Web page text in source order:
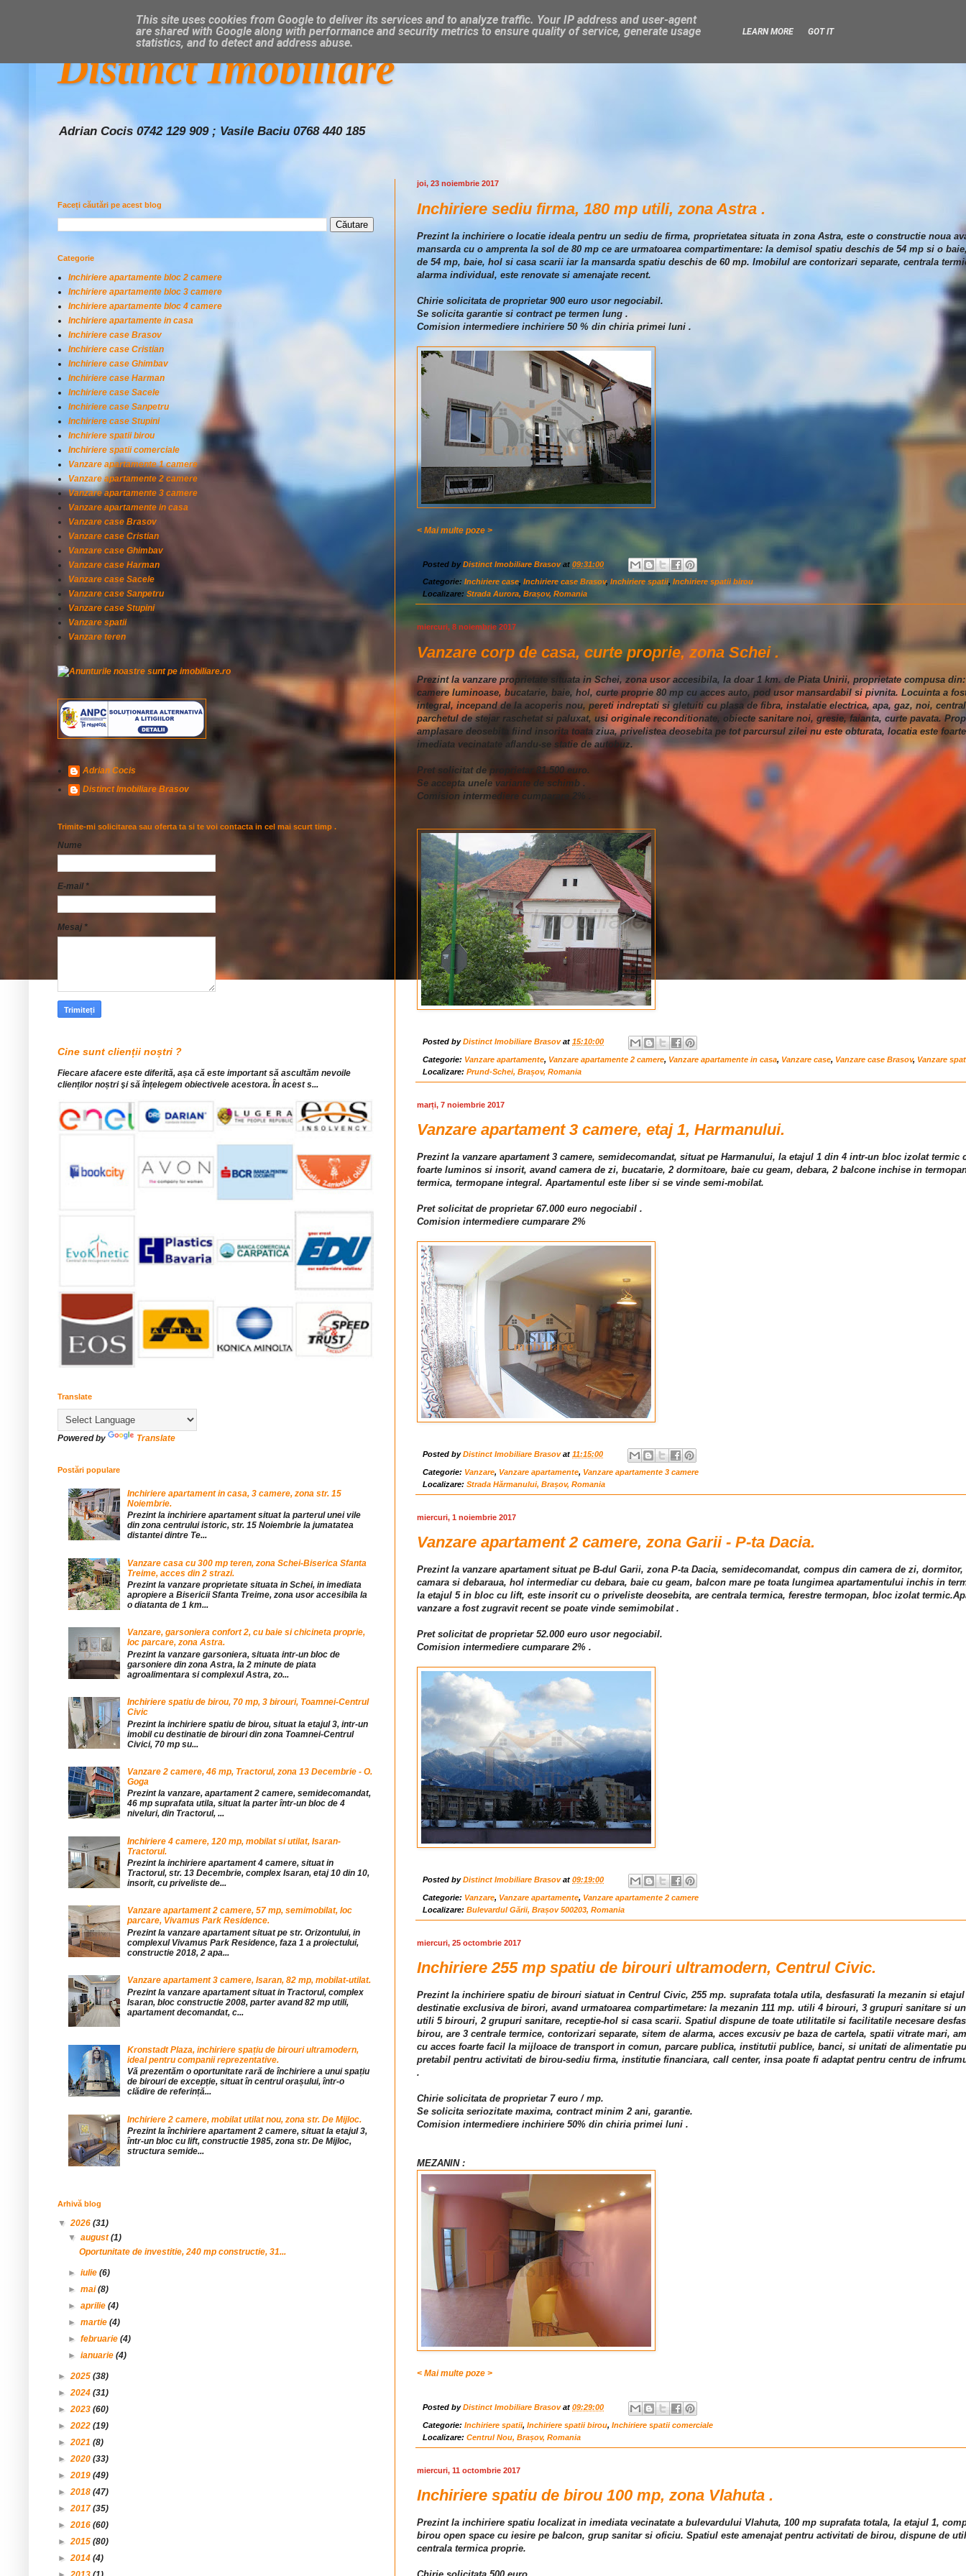
Distinct Imobiliare
Adrian Cocis 0742 129 909 ; Vasile Baciu 0768 440 185
joi, 23 noiembrie 2017
Inchiriere sediu firma, 180 mp utili, zona Astra .
Prezint la inchiriere o locatie ideala pentru un sediu de firma, proprietatea situata in zona Astra, este o constructie noua
mansarda cu o amprenta la sol de 80 mp ce are urmatoarea compartimentare: la demisol spatiu deschis de 54 mp si o
de 54 mp, baie, hol si casa scarii iar la mansarda spatiu deschis de 60 mp. Imobilul are contorizari separate, centrala
alarma individual, este renovate si amenajate recent.
Chirie solicitata de proprietar 900 euro usor negociabil.
Se solicita garantie si contract pe termen lung .
Comision intermediere inchiriere 50 % din chiria primei luni .
< Mai multe poze >
Posted byDistinct Imobiliare Brasov at 09:31:00
Categorie: Inchiriere case, Inchiriere case Brasov, Inchiriere spatii, Inchiriere spatii birou
Localizare: Strada Aurora, Brașov, Romania
miercuri, 8 noiembrie 2017
Vanzare corp de casa, curte proprie, zona Schei .
Prezint la vanzare proprietate situata in Schei, zona usor accesibila, la doar 1 km. de Piata Unirii, proprietate compusa
camere luminoase, bucatarie, baie, hol, curte proprie 80 mp cu acces auto, pod usor mansardabil si pivnita. Locuinta a
integral, incepand de la acoperis nou, pereti indreptati si gletuiti cu plasa de fibra, instalatie electrica, apa, gaz, noi,
parchetul de stejar raschetat si paluxat, usi originale reconditionate, obiecte sanitare noi, gresie, faianta, curte pavata.
amplasare deosebita fiind insorita toata ziua, privelistea deosebita pe tot parcursul zilei nu este obturata, locatia este
imediata vecinatate aflandu-se statie de autobuz.
Pret solicitat de proprietar 81.500 euro.
Se accepta unele variante de schimb .
Comision intermediere cumparare 2% .
Posted byDistinct Imobiliare Brasov at 15:10:00
Categorie: Vanzare apartamente, Vanzare apartamente 2 camere, Vanzare apartamente in casa, Vanzare case, Vanzare case Brasov, Vanzare
Localizare: Prund-Schei, Brașov, Romania
marți, 7 noiembrie 2017
Vanzare apartament 3 camere, etaj 1, Harmanului.
Prezint la vanzare apartament 3 camere, semidecomandat, situat pe Harmanului, la etajul 1 din 4 intr-un bloc izolat termic
foarte luminos si insorit, avand camera de zi, bucatarie, 2 dormitoare, baie cu geam, debara, 2 balcone inchise in
termica, termopane integral. Apartamentul este liber si se vinde semi-mobilat.
Pret solicitat de proprietar 67.000 euro negociabil .
Comision intermediere cumparare 2%
Posted byDistinct Imobiliare Brasov at 11:15:00
Categorie: Vanzare, Vanzare apartamente, Vanzare apartamente 3 camere
Localizare: Strada Hărmanului, Brașov, Romania
miercuri, 1 noiembrie 2017
Vanzare apartament 2 camere, zona Garii - P-ta Dacia.
Prezint la vanzare apartament situat pe B-dul Garii, zona P-ta Dacia, semidecomandat, compus din camera de zi,
camara si debaraua, hol intermediar cu debara, baie cu geam, balcon mare pe toata lungimea apartamentului inchis in
la etajul 5 in bloc cu lift, este insorit cu o priveliste deosebita, are centrala termica, ferestre termopan, bloc izolat
vanzare a fost zugravit recent se poate vinde semimobilat .
Pret solicitat de proprietar 52.000 euro usor negociabil.
Comision intermediere cumparare 2% .
Posted byDistinct Imobiliare Brasov at 09:19:00
Categorie: Vanzare, Vanzare apartamente, Vanzare apartamente 2 camere
Localizare: Bulevardul Gării, Brașov 500203, Romania
miercuri, 25 octombrie 2017
Inchiriere 255 mp spatiu de birouri ultramodern, Centrul Civic.
Prezint la inchiriere spatiu de birouri siatuat in Centrul Civic, 255 mp. suprafata totala utila, desfasurati la mezanin si
destinatie exclusiva de birori, avand urmatoarea compartimetare: la mezanin 111 mp. utili 4 birouri, 3 grupuri sanitare si
utili 5 birouri, 2 grupuri sanitare, receptie-hol si casa scarii. Spatiul dispune de toate utilitatile si facilitatile necesare
birou, are 3 centrale termice, contorizari separate, sitem de alarma, acces excusiv pe baza de cartela, spatii vitrate mari,
cu acces foarte facil la mijloace de transport in comun, parcare publica, institutii publice, banci, si unitati de alimentatie
pretabil pentru activitati de birou-sediu firma, institutie financiara, call center, insa poate fi adaptat pentru centru de
.
Chirie solicitata de proprietar 7 euro / mp.
Se solicita seriozitate maxima, contract minim 2 ani, garantie.
Comision intermediere inchiriere 50% din chiria primei luni .
MEZANIN :
< Mai multe poze >
Posted byDistinct Imobiliare Brasov at 09:29:00
Categorie: Inchiriere spatii, Inchiriere spatii birou, Inchiriere spatii comerciale
Localizare: Centrul Nou, Brașov, Romania
miercuri, 11 octombrie 2017
Inchiriere spatiu de birou 100 mp, zona Vlahuta .
Prezint la inchiriere spatiu localizat in imediata vecinatate a bulevardului Vlahuta, 100 mp suprafata totala, la etajul 1,
birou open space cu iesire pe balcon, grup sanitar si oficiu. Spatiul este amenajat pentru activitati de birou, dispune de
centrala termica proprie.
Faceți căutări pe acest blog
Categorie
Inchiriere apartamente bloc 2 camere
Inchiriere apartamente bloc 3 camere
Inchiriere apartamente bloc 4 camere
Inchiriere apartamente in casa
Inchiriere case Brasov
Inchiriere case Cristian
Inchiriere case Ghimbav
Inchiriere case Harman
Inchiriere case Sacele
Inchiriere case Sanpetru
Inchiriere case Stupini
Inchiriere spatii birou
Inchiriere spatii comerciale
Vanzare apartamente 1 camere
Vanzare apartamente 2 camere
Vanzare apartamente 3 camere
Vanzare apartamente in casa
Vanzare case Brasov
Vanzare case Cristian
Vanzare case Ghimbav
Vanzare case Harman
Vanzare case Sacele
Vanzare case Sanpetru
Vanzare case Stupini
Vanzare spatii
Vanzare teren
Adrian Cocis
Distinct Imobiliare Brasov
Trimite-mi solicitarea sau oferta ta si te voi contacta in cel mai scurt timp .
Nume
E-mail *
Mesaj *
Cine sunt clienții noștri ?
Fiecare afacere este diferită, așa că este important să ascultăm nevoile
clienților noștri şi să înțelegem obiectivele acestora. În acest s...
Translate
Powered by Translate
Postări populare
Inchiriere apartament in casa, 3 camere, zona str. 15
Noiembrie.
Prezint la inchiriere apartament situat la parterul unei vile
din zona centrului istoric, str. 15 Noiembrie la jumatatea
distantei dintre Te...
Vanzare casa cu 300 mp teren, zona Schei-Biserica Sfanta
Treime, acces din 2 strazi.
Prezint la vanzare proprietate situata in Schei, in imediata
apropiere a Bisericii Sfanta Treime, zona usor accesibila la
o diatanta de 1 km...
Vanzare, garsoniera confort 2, cu baie si chicineta proprie,
loc parcare, zona Astra.
Prezint la vanzare garsoniera, situata intr-un bloc de
garsoniere din zona Astra, la 2 minute de piata
agroalimentara si complexul Astra, zo...
Inchiriere spatiu de birou, 70 mp, 3 birouri, Toamnei-Centrul
Civic
Prezint la inchiriere spatiu de birou, situat la etajul 3, intr-un
imobil cu destinatie de birouri din zona Toamnei-Centrul
Civici, 70 mp su...
Vanzare 2 camere, 46 mp, Tractorul, zona 13 Decembrie - O.
Goga
Prezint la vanzare, apartament 2 camere, semidecomandat,
46 mp suprafata utila, situat la parter într-un bloc de 4
niveluri, din Tractorul, ...
Inchiriere 4 camere, 120 mp, mobilat si utilat, Isaran-
Tractorul.
Prezint la inchiriere apartament 4 camere, situat in
Tractorul, str. 13 Decembrie, complex Isaran, etaj 10 din 10,
insorit, cu priveliste de...
Vanzare apartament 2 camere, 57 mp, semimobilat, loc
parcare, Vivamus Park Residence.
Prezint la vanzare apartament situat pe str. Orizontului, in
complexul Vivamus Park Residence, faza 1 a proiectului,
constructie 2018, 2 apa...
Vanzare apartament 3 camere, Isaran, 82 mp, mobilat-utilat.
Prezint la vanzare apartament situat in Tractorul, complex
Isaran, bloc constructie 2008, parter avand 82 mp utili,
apartament decomandat, c...
Kronstadt Plaza, inchiriere spațiu de birouri ultramodern,
ideal pentru companii reprezentative.
Vă prezentăm o oportunitate rară de închiriere a unui spațiu
de birouri de excepție, situat în centrul orașului, într-o
clădire de referință...
Inchiriere 2 camere, mobilat utilat nou, zona str. De Mijloc.
Prezint la închiriere apartament 2 camere, situat la etajul 3,
într-un bloc cu lift, constructie 1985, zona str. De Mijloc,
structura semide...
Arhivă blog
▼2026 (31)
▼august(1)
Oportunitate de investitie, 240 mp constructie, 31...
►iulie(6)
►mai(8)
►aprilie(4)
►martie(4)
►februarie(4)
►ianuarie(4)
►2025 (38)
►2024 (31)
►2023 (60)
►2022 (19)
►2021 (8)
►2020 (33)
►2019 (49)
►2018 (47)
►2017 (35)
►2016 (60)
►2015 (80)
►2014 (4)
This site uses cookies from Google to deliver its services and to analyze traffic. Your IP address and user-agent
are shared with Google along with performance and security metrics to ensure quality of service, generate usage
statistics, and to detect and address abuse.
LEARN MORE GOT IT